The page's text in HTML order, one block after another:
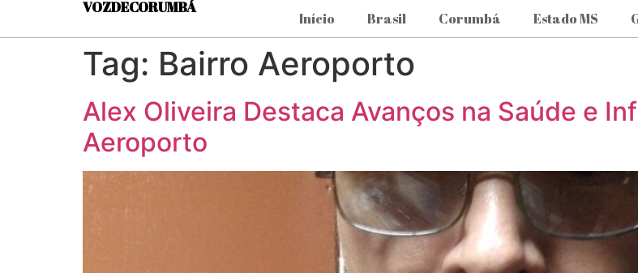
VOZDECORUMBÁ
Início Brasil Corumbá Estado MS
Tag: Bairro Aeroporto
Alex Oliveira Destaca Avanços na Saúde e
Aeroporto